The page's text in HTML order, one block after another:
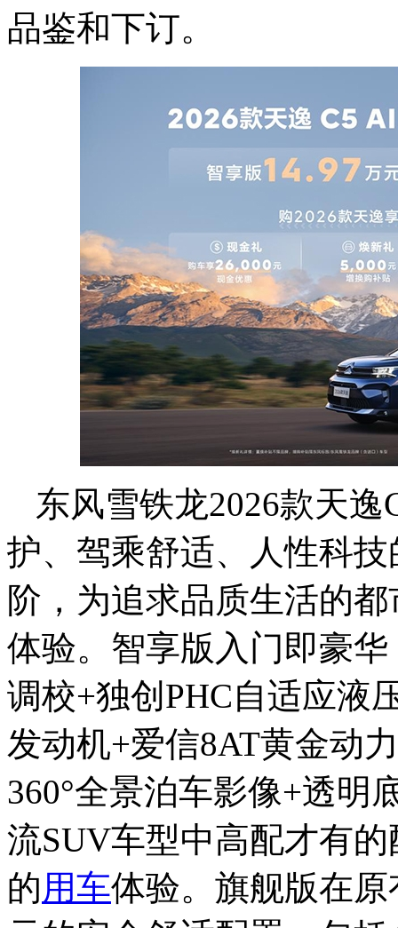
品鉴和下订。
东风雪铁龙2026款天逸
护、驾乘舒适、人性科
阶，为追求品质生活的
体验。智享版入门即豪
调校+独创PHC自适应液
发动机+爱信8AT黄金动
360°全景泊车影像+透明
流SUV车型中高配才有
的用车体验。旗舰版在